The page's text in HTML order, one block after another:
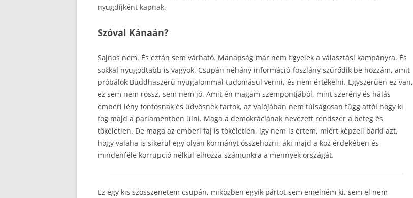
nyugdíjként kapnak.
Szóval Kánaán?
Sajnos nem. És eztán sem várható. Manapság már nem figyelek a választási kampányra. És
sokkal nyugodtabb is vagyok. Csupán néhány információ-foszlány szűrődik be hozzám, amit
próbálok Buddhaszerű nyugalommal tudomásul venni, és nem értékelni. Egyszerűen ez van,
ez sem nem rossz, sem nem jó. Amit én magam szempontjából, mint szerény és hálás
emberi lény fontosnak és üdvösnek tartok, az valójában nem túlságosan függ attól hogy ki
fog majd a parlamentben ülni. Maga a demokráciának nevezett rendszer a beteg és
tökéletlen. De maga az emberi faj is tökéletlen, így nem is értem, miért képzeli bárki azt,
hogy valaha is sikerül egy olyan kormányt összehozni, aki majd a köz érdekében és
mindenféle korrupció nélkül elhozza számunkra a mennyek országát.
Ez egy kis szösszenetem csupán, miközben egyik pártot sem emelném ki, sem el nem